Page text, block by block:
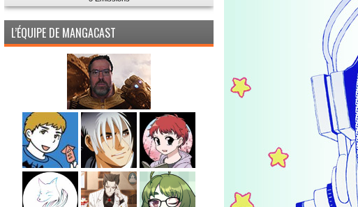
L’ÉQUIPE DE MANGACAST